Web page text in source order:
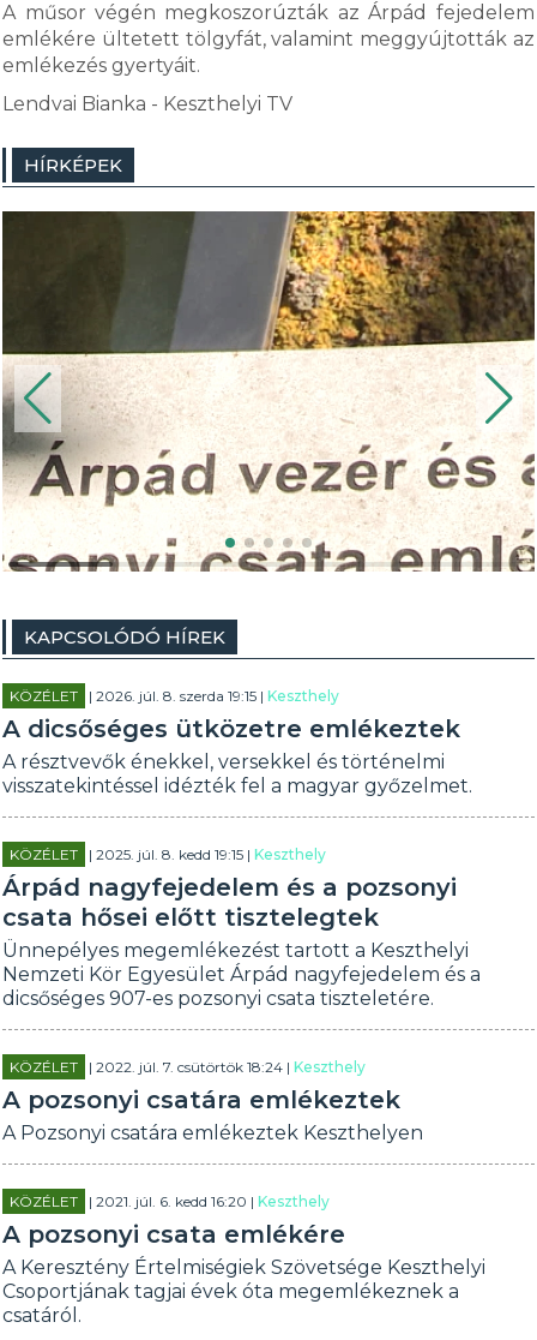
A műsor végén megkoszorúzták az Árpád fejedelem
emlékére ültetett tölgyfát, valamint meggyújtották az
emlékezés gyertyáit.
Lendvai Bianka - Keszthelyi TV
HÍRKÉPEK
KAPCSOLÓDÓ HÍREK
KÖZÉLET | 2026. júl. 8. szerda 19:15 |Keszthely
A dicsőséges ütközetre emlékeztek
A résztvevők énekkel, versekkel és történelmi
visszatekintéssel idézték fel a magyar győzelmet.
KÖZÉLET | 2025. júl. 8. kedd 19:15 |Keszthely
Árpád nagyfejedelem és a pozsonyi
csata hősei előtt tisztelegtek
Ünnepélyes megemlékezést tartott a Keszthelyi
Nemzeti Kör Egyesület Árpád nagyfejedelem és a
dicsőséges 907-es pozsonyi csata tiszteletére.
KÖZÉLET | 2022. júl. 7. csütörtök 18:24 |Keszthely
A pozsonyi csatára emlékeztek
A Pozsonyi csatára emlékeztek Keszthelyen
KÖZÉLET | 2021. júl. 6. kedd 16:20 |Keszthely
A pozsonyi csata emlékére
A Keresztény Értelmiségiek Szövetsége Keszthelyi
Csoportjának tagjai évek óta megemlékeznek a
csatáról.